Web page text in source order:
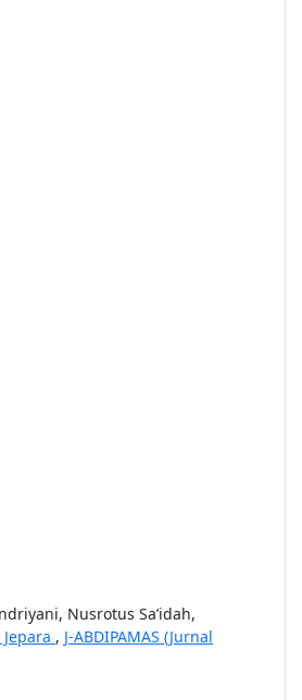
Nusrotus Sa’idah,
, J-ABDIPAMAS (Jurnal